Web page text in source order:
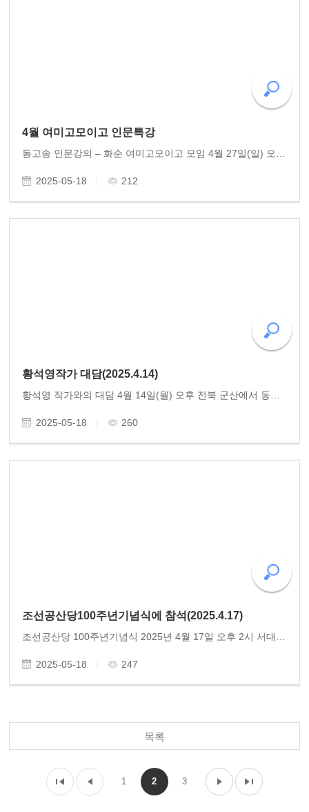
4월 여미고모이고 인문특강
2025-05-18 212
황석영작가 대담(2025.4.14)
2025-05-18 260
조선공산당100주년기념식에 참석(2025.4.17)
2025-05-18 247
목록
1 2 3